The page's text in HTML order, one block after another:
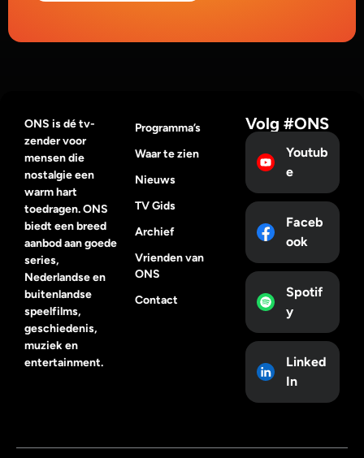
ONS is dé tv-
zender voor
mensen die
nostalgie een
warm hart
toedragen. ONS
biedt een breed
aanbod aan goede
series,
Nederlandse en
buitenlandse
speelfilms,
geschiedenis,
muziek en
entertainment.
Programma’s
Waar te zien
Nieuws
TV Gids
Archief
Vrienden van
ONS
Contact
Volg #ONS
Youtub
e
Faceb
ook
Spotif
y
Linked
In